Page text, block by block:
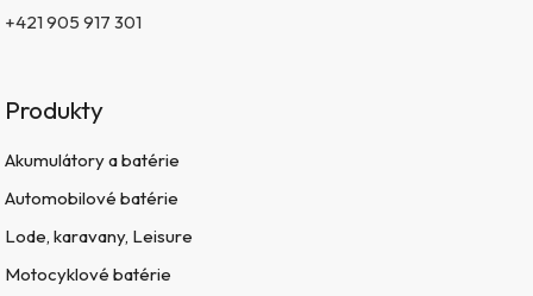
+421 905 917 301
Produkty
Akumulátory a batérie
Automobilové batérie
Lode, karavany, Leisure
Motocyklové batérie